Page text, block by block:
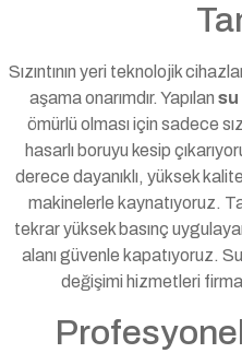
Sızıntının yeri teknolojik
aşama onarımdır. Yapılan su
ömürlü olması için sadece
hasarlı boruyu kesip
derece dayanıklı, yüksek
makinelerle kaynatıyoruz.
tekrar yüksek basınç
alanı güvenle kapatıyoruz.
değişimi hizmetleri